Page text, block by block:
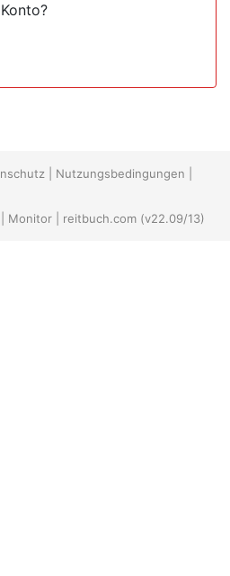
Nutzungsbedingungen
Monitor| reitbuch.com(v22.09/13)